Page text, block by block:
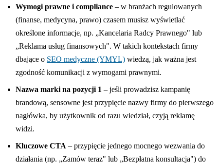
Wymogi prawne i compliance – w branżach regulowanych
(finanse, medycyna, prawo) czasem musisz wyświetlać
określone informacje, np. „Kancelaria Radcy Prawnego" lub
„Reklama usług finansowych". W takich kontekstach firmy
dbające o SEO medyczne (YMYL) wiedzą, jak ważna jest
zgodność komunikacji z wymogami prawnymi.
Nazwa marki na pozycji 1 – jeśli prowadzisz kampanię
brandową, sensowne jest przypięcie nazwy firmy do pierwszego
nagłówka, by użytkownik od razu wiedział, czyją reklamę
widzi.
Kluczowe CTA – przypięcie jednego mocnego wezwania do
działania (np. „Zamów teraz" lub „Bezpłatna konsultacja") do